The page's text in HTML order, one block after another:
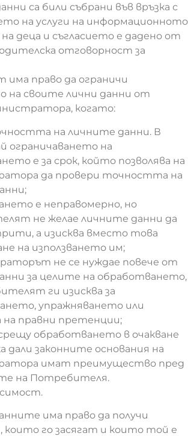
са били събрани във връзка с
на услуги на информационното
деца и съгласието е дадено от
отговорност за
право да ограничи
на своите лични данни от
когато:
на личните данни. В
ограничаването на
е за срок, който позволява на
да провери точността на
е неправомерно, но
не желае личните данни да
а изисква вместо това
на използването им;
не се нуждае повече от
за целите на обработването,
ги изисква за
упражняването или
правни претенции;
обработването в очакване
дали законните основания на
имат преимущество пред
на Потребителя.
има право да получи
които го засягат и които той е